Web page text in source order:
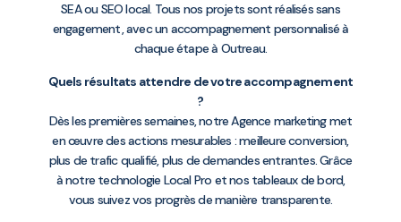
SEA ou SEO local. Tous nos projets sont réalisés sans
engagement, avec un accompagnement personnalisé à
chaque étape à Outreau.
Quels résultats attendre de votre accompagnement
?
Dès les premières semaines, notre Agence marketing met
en œuvre des actions mesurables : meilleure conversion,
plus de trafic qualifié, plus de demandes entrantes. Grâce
à notre technologie Local Pro et nos tableaux de bord,
vous suivez vos progrès de manière transparente.